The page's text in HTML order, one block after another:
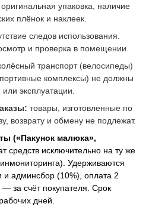
оригинальная упаковка, наличие
плёнок и наклеек.
следов использования.
и проверка в помещении.
транспорт (велосипеды)
комплексы) не должны
эксплуатации.
товары, изготовленные по
возврату и обмену не подлежат.
(«Пакунок малюка»,
средств исключительно на ту же
Удерживаются
и админсбор (10%), оплата 2
— за счёт покупателя. Срок
дней.